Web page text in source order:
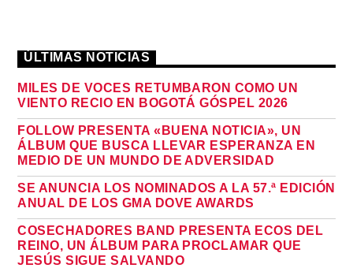
ÚLTIMAS NOTICIAS
MILES DE VOCES RETUMBARON COMO UN
VIENTO RECIO EN BOGOTÁ GÓSPEL 2026
FOLLOW PRESENTA «BUENA NOTICIA», UN
ÁLBUM QUE BUSCA LLEVAR ESPERANZA EN
MEDIO DE UN MUNDO DE ADVERSIDAD
SE ANUNCIA LOS NOMINADOS A LA 57.ª EDICIÓN
ANUAL DE LOS GMA DOVE AWARDS
COSECHADORES BAND PRESENTA ECOS DEL
REINO, UN ÁLBUM PARA PROCLAMAR QUE
JESÚS SIGUE SALVANDO